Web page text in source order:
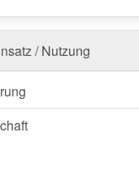
/ Nutzung